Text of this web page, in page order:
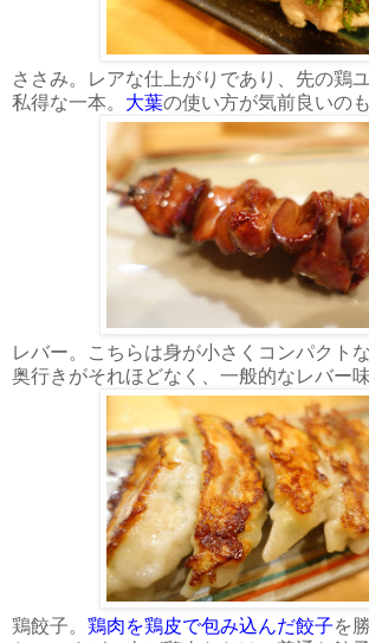
ささみ。レアな仕上がりであり、先の鶏
私得な一本。 大葉の使い方が気前良いの
レバー。こちらは身が小さくコンパクト
奥行きがそれほどなく、一般的なレバー味
鶏餃子。 鶏肉を鶏皮で包み込んだ餃子を